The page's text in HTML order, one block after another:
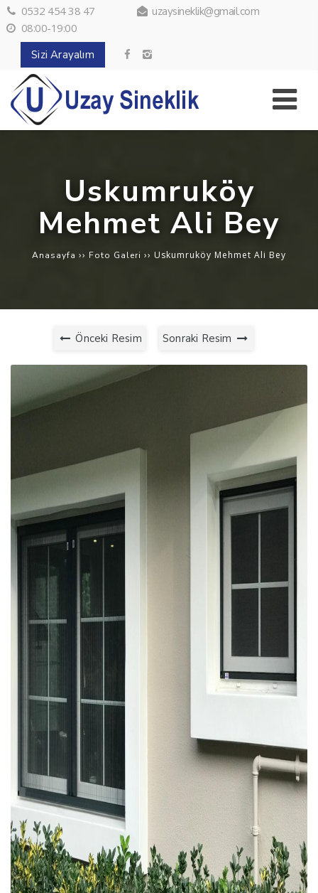
0532 454 38 47
uzaysineklik@gmail.com
08:00-19:00
Sizi Arayalım
Uskumruköy
Mehmet Ali Bey
Anasayfa ›› Foto Galeri ›› Uskumruköy Mehmet Ali Bey
Önceki Resim Sonraki Resim